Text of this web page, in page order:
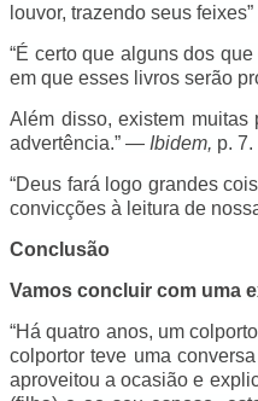
louvor, trazendo seus
“É certo que alguns dos
em que esses livros serão
Além disso, existem muitas
advertência.” — Ibidem, p. 7.
“Deus fará logo grandes
convicções à leitura de
Conclusão
Vamos concluir com uma
“Há quatro anos, um
colportor teve uma
aproveitou a ocasião e